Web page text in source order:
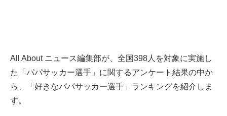
All About ニュース編集部が、全国398人を対象に実施し
た「パパサッカー選手」に関するアンケート結果の中か
ら、「好きなパパサッカー選手」ランキングを紹介しま
す。